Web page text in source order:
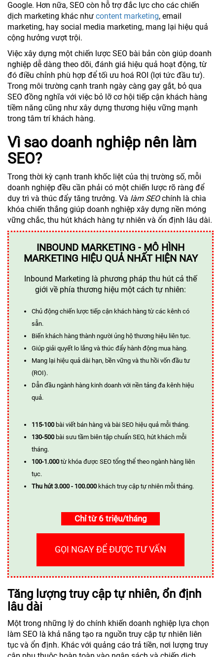
Google. Hơn nữa, SEO còn hỗ trợ đắc lực cho các chiến
dịch marketing khác như content marketing, email
marketing, hay social media marketing, mang lại hiệu quả
cộng hưởng vượt trội.
Việc xây dựng một chiến lược SEO bài bản còn giúp doanh
nghiệp dễ dàng theo dõi, đánh giá hiệu quả hoạt động, từ
đó điều chỉnh phù hợp để tối ưu hoá ROI (lợi tức đầu tư).
Trong môi trường cạnh tranh ngày càng gay gắt, bỏ qua
SEO đồng nghĩa với việc bỏ lỡ cơ hội tiếp cận khách hàng
tiềm năng cũng như xây dựng thương hiệu vững mạnh
trong tâm trí khách hàng.
Vì sao doanh nghiệp nên làm
SEO?
Trong thời kỳ cạnh tranh khốc liệt của thị trường số, mỗi
doanh nghiệp đều cần phải có một chiến lược rõ ràng để
duy trì và thúc đẩy tăng trưởng. Và làm SEOchính là chìa
khóa chiến thắng giúp doanh nghiệp xây dựng nền móng
vững chắc, thu hút khách hàng tự nhiên và ổn định lâu dài.
INBOUND MARKETING - MÔ HÌNH
MARKETING HIỆU QUẢ NHẤT HIỆN NAY
Inbound Marketing là phương pháp thu hút cả thế
giới về phía thương hiệu một cách tự nhiên:
Chủ động chiến lược tiếp cận khách hàng từ các kênh có
sẵn.
Biến khách hàng thành người ủng hộ thương hiệu liên tục.
Giúp giải quyết lo lắng và thúc đẩy hành động mua hàng.
Mang lại hiệu quả dài hạn, bền vững và thu hồi vốn đầu tư
(ROI).
Dẫn đầu ngành hàng kinh doanh với nền tảng đa kênh hiệu
quả.
115-100 bài viết bán hàng và bài SEO hiệu quả mỗi tháng.
130-500 bài sưu tầm biên tập chuẩn SEO, hút khách mỗi
tháng.
100-1.000 từ khóa được SEO tổng thể theo ngành hàng liên
tục.
Thu hút 3.000 - 100.000 khách truy cập tự nhiên mỗi tháng.
Chỉ từ 6 triệu/tháng
GỌI NGAY ĐỂ ĐƯỢC TƯ VẤN
Tăng lượng truy cập tự nhiên, ổn định
lâu dài
Một trong những lý do chính khiến doanh nghiệp lựa chọn
làm SEO là khả năng tạo ra nguồn truy cập tự nhiên liên
tục và ổn định. Khác với quảng cáo trả tiền, nơi lượng truy